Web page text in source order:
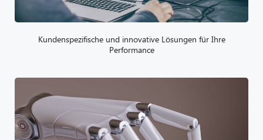
Kundenspezifische und innovative Lösungen für Ihre
Performance